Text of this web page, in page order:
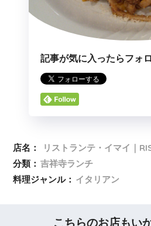
記事が気に入ったらフォ
店名：
リストランテ・イマイ｜
分類： 吉祥寺ランチ
料理ジャンル： イタリアン
こちらのお店もい